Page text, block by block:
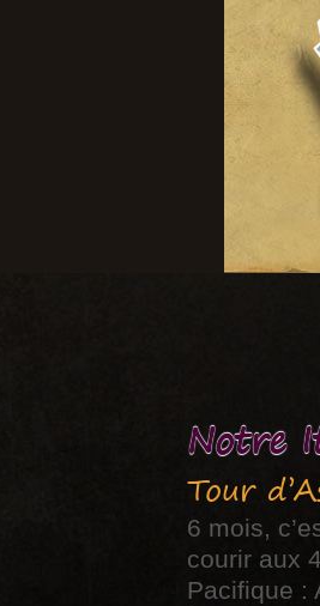
Notre
Tour
6 mois,
courir aux
Pacifique :